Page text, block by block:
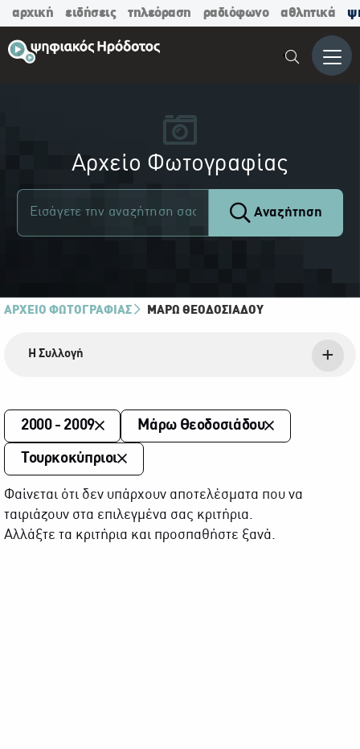
αρχική ειδήσεις τηλεόραση ραδιόφωνο αθλητικά
Μενού
Αρχείο Φωτογραφίας
Αναζήτηση
ΑΡΧΕΙΟ ΦΩΤΟΓΡΑΦΙΑΣ ΜΆΡΩ ΘΕΟΔΟΣΙΆΔΟΥ
Η Συλλογή
2000 - 2009 Μάρω Θεοδοσιάδου
Τουρκοκύπριοι
Φαίνεται ότι δεν υπάρχουν αποτελέσματα που να
ταιριάζουν στα επιλεγμένα σας κριτήρια.
Αλλάξτε τα κριτήρια και προσπαθήστε ξανά.